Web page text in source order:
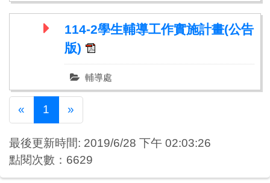
114-2學生輔導工作實施計畫(公告
版)
輔導處
« Previous
1 »Next
最後更新時間: 2019/6/28 下午 02:03:26
點閱次數：6629